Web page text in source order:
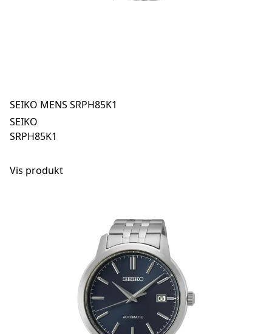
SEIKO MENS SRPH85K1
SEIKO
SRPH85K1
Vis produkt